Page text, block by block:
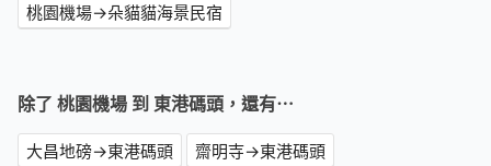
桃園機場→朵貓貓海景民宿
除了 桃園機場 到 東港碼頭，還有⋯
大昌地磅→東港碼頭
齋明寺→東港碼頭